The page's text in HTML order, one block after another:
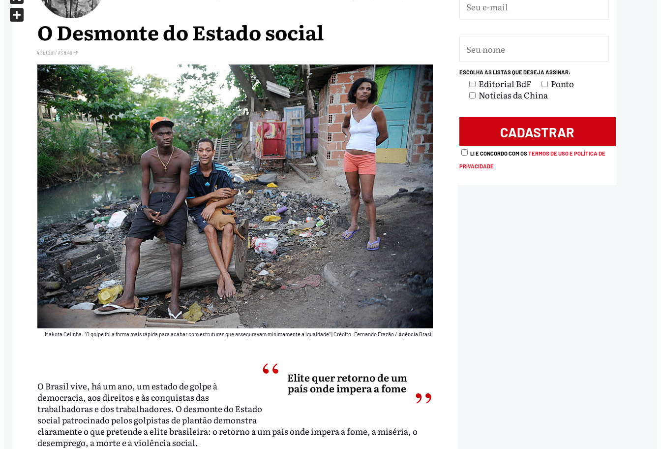
O Desmonte do Estado social
4.SET.2017 ÀS 6:40 PM
Makota Celinha: “O golpe foi a forma mais rápida para acabar com estruturas que asseguravam minimamente a igualdade” Crédito: Fernando Frazão / Agência Brasil
Elite quer retorno de um
país onde impera a fome
O Brasil vive, há um ano, um estado de golpe à
democracia, aos direitos e às conquistas das
trabalhadoras e dos trabalhadores. O desmonte do Estado
social patrocinado pelos golpistas de plantão demonstra
claramente o que pretende a elite brasileira: o retorno a um país onde impera a fome, a miséria, o
desemprego, a morte e a violência social.
X
ESCOLHA AS LISTAS QUE DESEJA ASSINAR:
Editorial BdF
Ponto
Notícias da China
LI E CONCORDO COM OSTERMOS DE USO E POLÍTICA DE
PRIVACIDADE